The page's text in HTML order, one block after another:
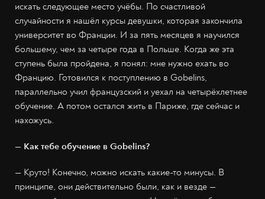
искать следующее место учёбы. По счастливой
случайности я нашёл курсы девушки, которая закончила
университет во Франции. И за пять месяцев я научился
большему, чем за четыре года в Польше. Когда же эта
ступень была пройдена, я понял: мне нужно ехать во
Францию. Готовился к поступлению в Gobelins,
параллельно учил французский и уехал на четырёхлетнее
обучение. А потом остался жить в Париже, где сейчас и
нахожусь.
— Как тебе обучение в Gobelins?
— Круто! Конечно, можно искать какие-то минусы. В
принципе, они действительно были, как и везде —